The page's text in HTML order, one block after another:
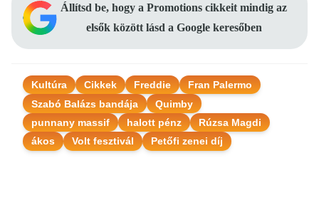
Állítsd be, hogy a Promotions cikkeit mindig az
elsők között lásd a Google keresőben
Kultúra Cikkek Freddie
Fran Palermo
Szabó Balázs bandája
Quimby
punnany massif
halott pénz
Rúzsa Magdi
ákos
Volt fesztivál Petőfi zenei díj